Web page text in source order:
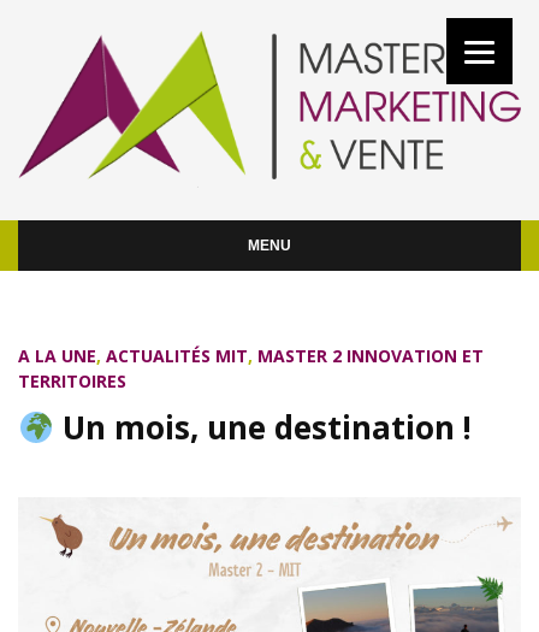
MENU
A LA UNE, ACTUALITÉS MIT, MASTER 2 INNOVATION ET
TERRITOIRES
Un mois, une destination !